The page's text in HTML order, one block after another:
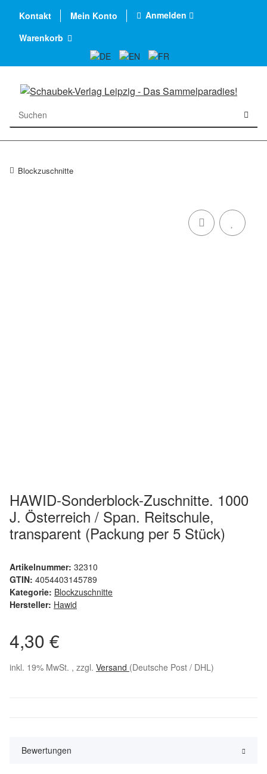
Kontakt Mein Konto
Anmelden
Warenkorb
Blockzuschnitte
HAWID-Sonderblock-Zuschnitte. 1000
J. Österreich / Span. Reitschule,
transparent (Packung per 5 Stück)
Artikelnummer: 32310
GTIN: 4054403145789
Kategorie: Blockzuschnitte
Hersteller: Hawid
4,30 €
inkl. 19% MwSt. , zzgl. Versand (Deutsche Post / DHL)
Bewertungen